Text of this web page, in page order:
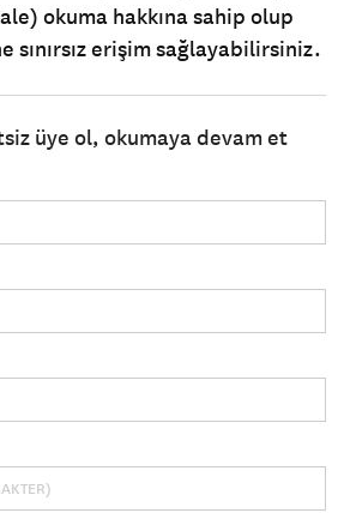
okuma hakkına sahip olup
erişim sağlayabilirsiniz.
üye ol, okumaya devam et